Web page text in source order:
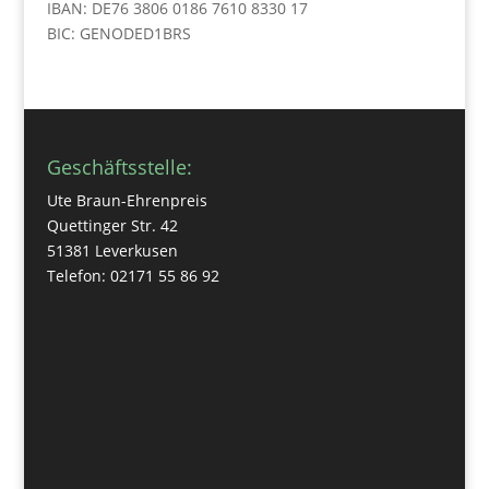
IBAN: DE76 3806 0186 7610 8330 17
BIC: GENODED1BRS
Geschäftsstelle:
Ute Braun-Ehrenpreis
Quettinger Str. 42
51381 Leverkusen
Telefon: 02171 55 86 92